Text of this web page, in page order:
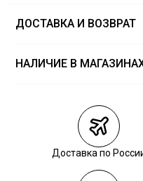
ХИМИЧЕСКАЯ ЧИСТКА:
СУШКА:барабанная
ДОСТАВКА И ВОЗВРАТ
Курьерская доставка
Самовывоз из пункта
Самовывоз из наших
НАЛИЧИЕ В
Доставка по